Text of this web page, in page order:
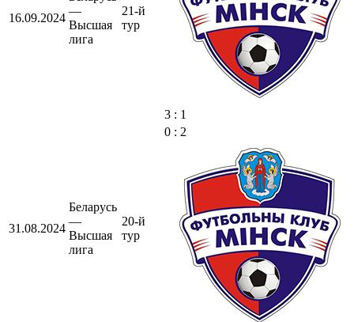
16.09.2024
—
Высшая
лига
21-й
тур
3 : 1
31.08.2024
Беларусь
—
Высшая
лига
20-й
тур
0 : 2